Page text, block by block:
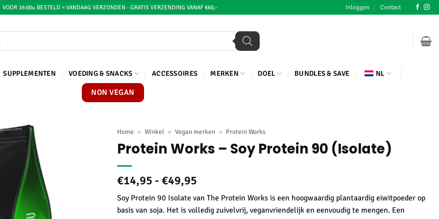
VOOR 16:00u BESTELD = VANDAAG VERZONDEN - GRATIS VERZENDING VANAF €60,- Inloggen Contact
SUPPLEMENTEN VOEDING & SNACKS ACCESSOIRES MERKEN DOEL BUNDLES & SAVE NL
NON VEGAN
Home » Winkel » Vegan merken » Protein Works
Protein Works – Soy Protein 90 (Isolate)
€14,95 - €49,95
€14,95
tot
€49,95
Soy Protein 90 Isolate van The Protein Works is een hoogwaardig plantaardig eiwitpoeder op
basis van soja. Het is volledig zuivelvrij, veganvriendelijk en eenvoudig te mengen. Een